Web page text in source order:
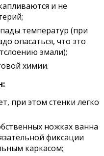
и не
температур (при
опасаться, что это
эмали);
химии.
при этом стенки легко
ножках ванна
фиксации
каркасом;